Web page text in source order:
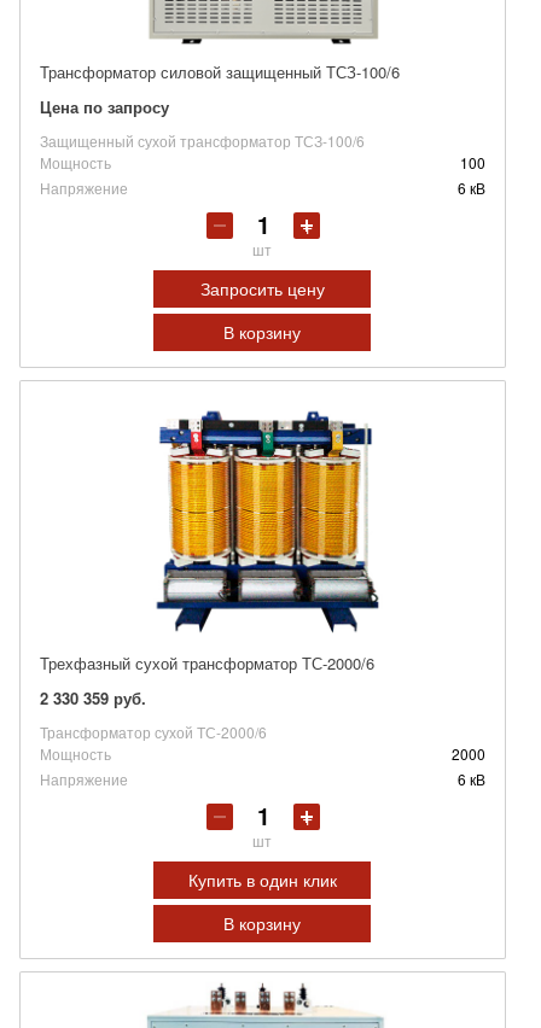
Трансформатор силовой защищенный ТСЗ-100/6
Цена по запросу
Защищенный сухой трансформатор ТСЗ-100/6
Мощность
100
Напряжение
6 кВ
шт
Запросить цену
В корзину
Трехфазный сухой трансформатор ТС-2000/6
2 330 359 руб.
Трансформатор сухой ТС-2000/6
Мощность
2000
Напряжение
6 кВ
шт
Купить в один клик
В корзину